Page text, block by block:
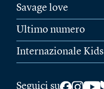
Savage love
Ultimo numero
Internazionale Kids
Seguici su